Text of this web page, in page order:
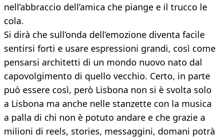
nell’abbraccio dell’amica che piange e il trucco le
cola.
Si dirà che sull’onda dell’emozione diventa facile
sentirsi forti e usare espressioni grandi, così come
pensarsi architetti di un mondo nuovo nato dal
capovolgimento di quello vecchio. Certo, in parte
può essere così, però Lisbona non si è svolta solo
a Lisbona ma anche nelle stanzette con la musica
a palla di chi non è potuto andare e che grazie a
milioni di reels, stories, messaggini, domani potrà